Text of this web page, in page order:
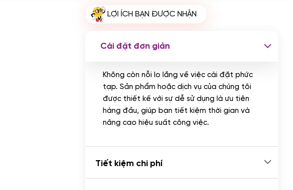
qua ngân hàng vietcombank,
LỢI ÍCH BẠN ĐƯỢC NHẬN
Cài đặt đơn giản
Không còn nỗi lo lắng về việc cài đặt phức
tạp. Sản phẩm hoặc dịch vụ của chúng tôi
được thiết kế với sự dễ sử dụng là ưu tiên
hàng đầu, giúp bạn tiết kiệm thời gian và
nâng cao hiệu suất công việc.
Tiết kiệm chi phí